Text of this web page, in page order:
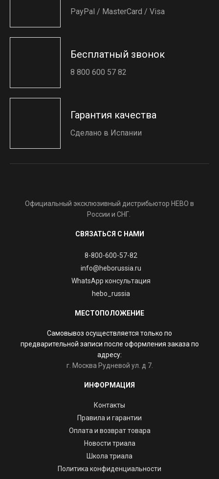
PayPal / MasterCard / Visa
Бесплатный звонок
8 800 600 57 82
Гарантия качества
Сделано в Испании
Официальный эксклюзивный дистрибьютор HEBO в
России и СНГ.
СВЯЗАТЬСЯ С НАМИ
8-800-600-57-82
info@heborussia.ru
WhatsApp консультация
hebo_russia
МЕСТОПОЛОЖЕНИЕ
Самовывоз осуществляется только по
предварительной записи после оформления заказа по
адресу:
г. Москва Рудневой ул. д 7.
ИНФОРМАЦИЯ
Контакты
Правила и гарантии
Оплата и возврат товара
Новости триала
Школа триала
Политика конфиденциальности